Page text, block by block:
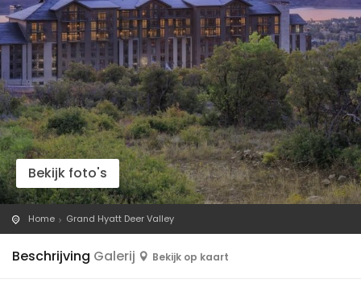
Bekijk foto's
Home Grand Hyatt Deer Valley
Beschrijving Galerij Bekijk op kaart